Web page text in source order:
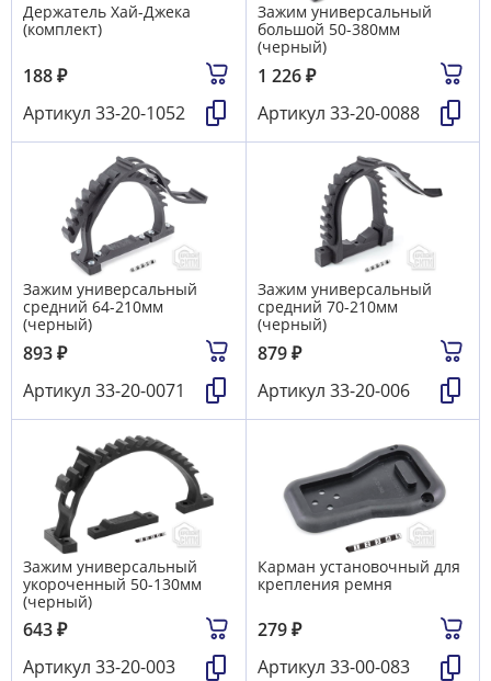
Держатель Хай-Джека
(комплект)
188₽
Артикул 33-20-1052
Зажим универсальный
большой 50-380мм
(черный)
1 226₽
Артикул 33-20-0088
Зажим универсальный
средний 64-210мм
(черный)
893₽
Артикул 33-20-0071
Зажим универсальный
средний 70-210мм
(черный)
879₽
Артикул 33-20-006
Зажим универсальный
укороченный 50-130мм
(черный)
643₽
Артикул 33-20-003
Карман установочный для
крепления ремня
279₽
Артикул 33-00-083